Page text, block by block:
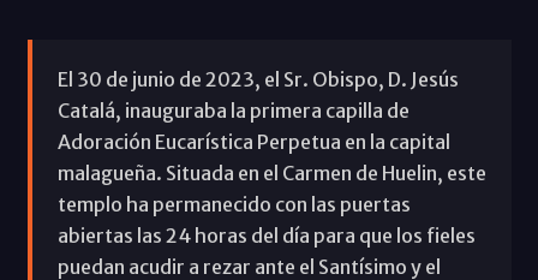
El 30 de junio de 2023, el Sr. Obispo, D. Jesús
Catalá, inauguraba la primera capilla de
Adoración Eucarística Perpetua en la capital
malagueña. Situada en el Carmen de Huelin, este
templo ha permanecido con las puertas
abiertas las 24 horas del día para que los fieles
puedan acudir a rezar ante el Santísimo y el